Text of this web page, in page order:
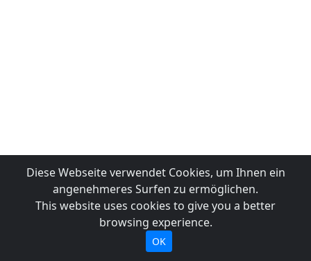
Diese Webseite verwendet Cookies, um Ihnen ein
angenehmeres Surfen zu ermöglichen.
This website uses cookies to give you a better
browsing experience.
OK